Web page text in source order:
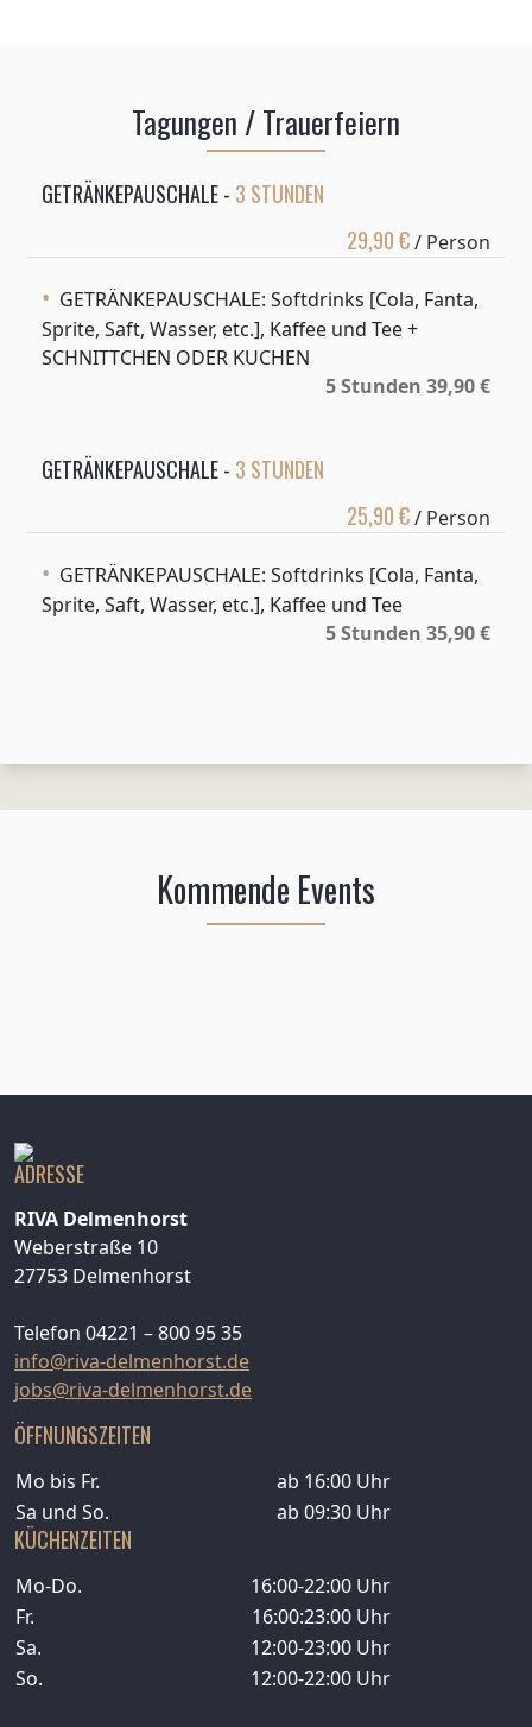
Tagungen / Trauerfeiern
GETRÄNKEPAUSCHALE - 3 STUNDEN
29,90 €/ Person
GETRÄNKEPAUSCHALE: Softdrinks [Cola, Fanta,
Sprite, Saft, Wasser, etc.], Kaffee und Tee +
SCHNITTCHEN ODER KUCHEN
5 Stunden 39,90 €
GETRÄNKEPAUSCHALE - 3 STUNDEN
25,90 €/ Person
GETRÄNKEPAUSCHALE: Softdrinks [Cola, Fanta,
Sprite, Saft, Wasser, etc.], Kaffee und Tee
5 Stunden 35,90 €
Kommende Events
ADRESSE
RIVA Delmenhorst
Weberstraße 10
27753 Delmenhorst
Telefon 04221 – 800 95 35
info@riva-delmenhorst.de
jobs@riva-delmenhorst.de
ÖFFNUNGSZEITEN
Mo bis Fr.
ab 16:00 Uhr
Sa und So.
ab 09:30 Uhr
KÜCHENZEITEN
Mo-Do.
16:00-22:00 Uhr
Fr.
16:00:23:00 Uhr
Sa.
12:00-23:00 Uhr
So.
12:00-22:00 Uhr